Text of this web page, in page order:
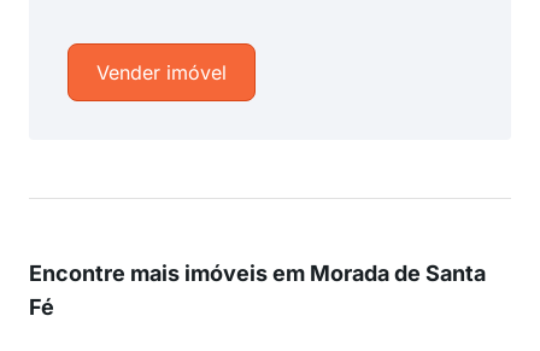
Vender imóvel
Encontre mais imóveis em Morada de Santa
Fé